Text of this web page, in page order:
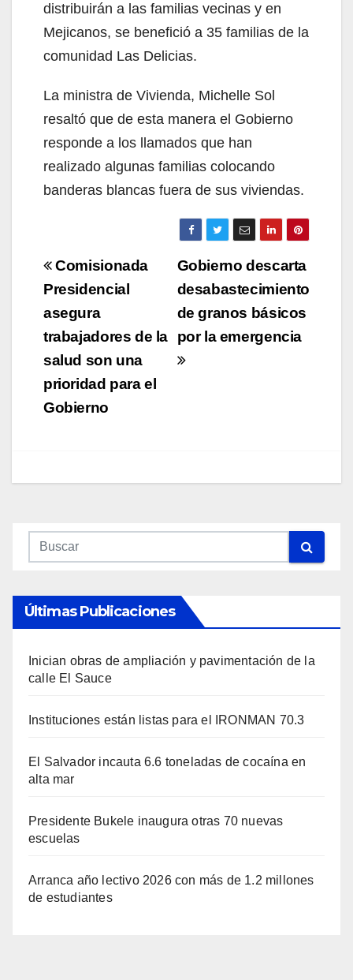
distribuirán a las familias vecinas y en
Mejicanos, se benefició a 35 familias de la
comunidad Las Delicias.
La ministra de Vivienda, Michelle Sol
resaltó que de esta manera el Gobierno
responde a los llamados que han
realizado algunas familias colocando
banderas blancas fuera de sus viviendas.
Navegación
de
entradas
Gobierno descarta
desabastecimiento
de granos básicos
por la emergencia
Comisionada
Presidencial
asegura
trabajadores de la
salud son una
prioridad para el
Gobierno
Últimas Publicaciones
Inician obras de ampliación y pavimentación de la
calle El Sauce
Instituciones están listas para el IRONMAN 70.3
El Salvador incauta 6.6 toneladas de cocaína en
alta mar
Presidente Bukele inaugura otras 70 nuevas
escuelas
Arranca año lectivo 2026 con más de 1.2 millones
de estudiantes